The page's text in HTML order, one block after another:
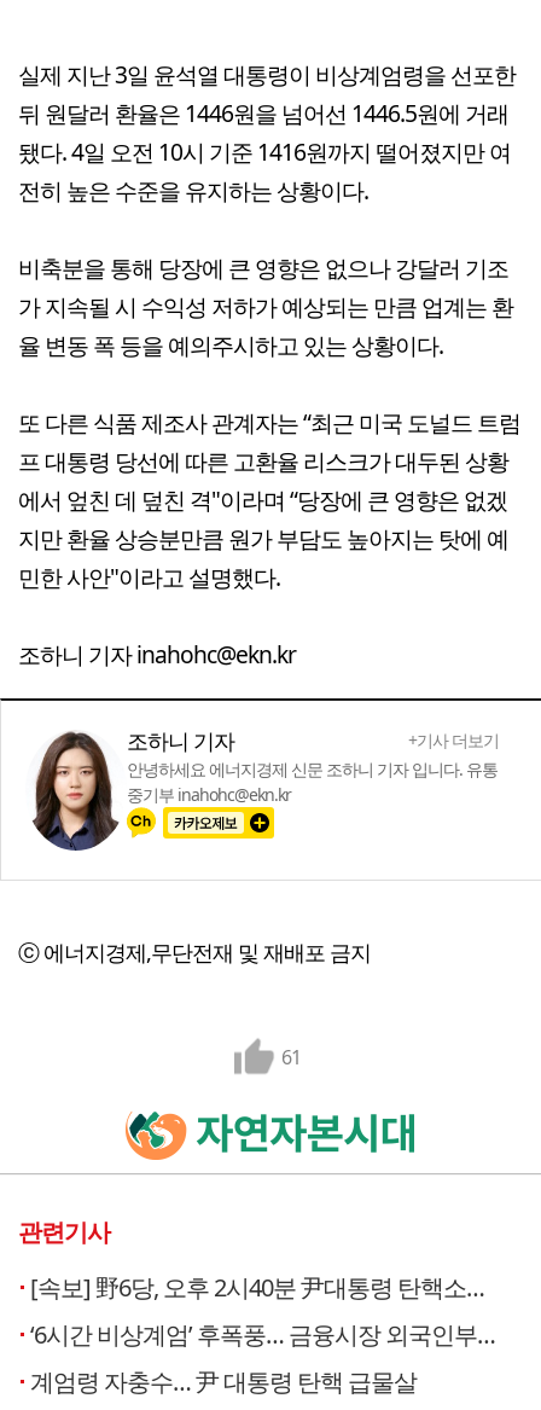
실제 지난 3일 윤석열 대통령이 비상계엄령을 선포한
뒤 원달러 환율은 1446원을 넘어선 1446.5원에 거래
됐다. 4일 오전 10시 기준 1416원까지 떨어졌지만 여
전히 높은 수준을 유지하는 상황이다.
비축분을 통해 당장에 큰 영향은 없으나 강달러 기조
가 지속될 시 수익성 저하가 예상되는 만큼 업계는 환
율 변동 폭 등을 예의주시하고 있는 상황이다.
또 다른 식품 제조사 관계자는 “최근 미국 도널드 트럼
프 대통령 당선에 따른 고환율 리스크가 대두된 상황
에서 엎친 데 덮친 격"이라며 “당장에 큰 영향은 없겠
지만 환율 상승분만큼 원가 부담도 높아지는 탓에 예
민한 사안"이라고 설명했다.
조하니 기자 inahohc@ekn.kr
조하니 기자
+기사 더보기
안녕하세요 에너지경제 신문 조하니 기자 입니다. 유통
중기부 inahohc@ekn.kr
ⓒ 에너지경제,무단전재 및 재배포 금지
61
관련기사
[속보] 野6당, 오후 2시40분 尹대통령 탄핵소추안 국회 제출
‘6시간 비상계엄’ 후폭풍… 금융시장 외국인부터 이탈
계엄령 자충수… 尹 대통령 탄핵 급물살